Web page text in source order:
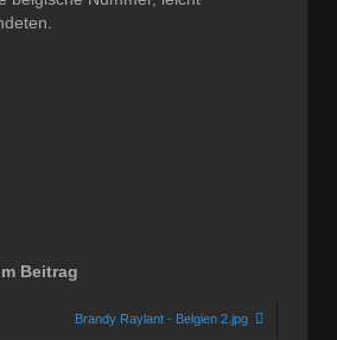
Beitrag
Brandy Raylant - Belgien 2.jpg